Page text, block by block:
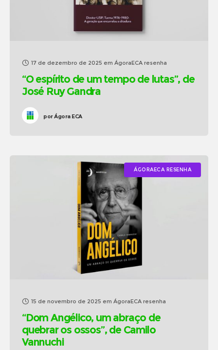
17 de dezembro de 2025 em ÁgoraECA resenha
“O espírito de um tempo de lutas”, de
José Ruy Gandra
porÁgora ECA
ÁGORAECA RESENHA
15 de novembro de 2025 em ÁgoraECA resenha
“Dom Angélico, um abraço de
quebrar os ossos”, de Camilo
Vannuchi